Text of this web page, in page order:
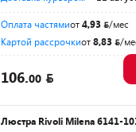
Оплата частямиот4,93
/мес
Картой рассрочкиот8,83 /
106.00
Люстра Rivoli Milena 6141-